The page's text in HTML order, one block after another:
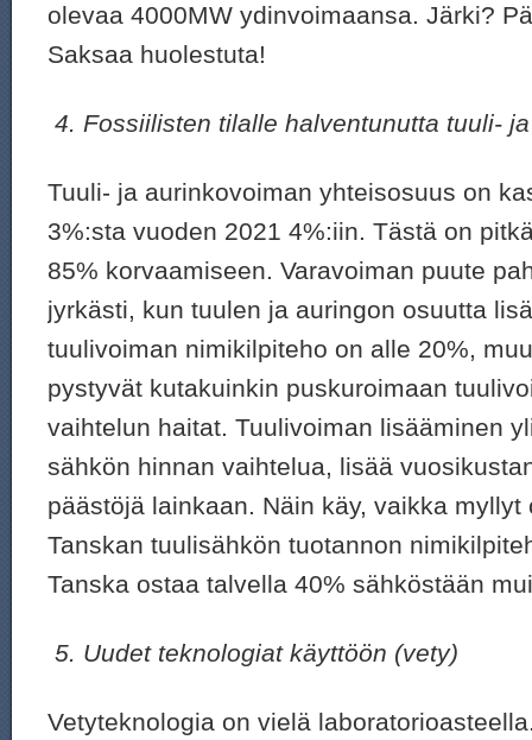
olevaa 4000MW ydinvoimaansa. Järki?
Saksaa huolestuta!
4. Fossiilisten tilalle halventunutta tuuli-
Tuuli- ja aurinkovoiman yhteisosuus on
3%:sta vuoden 2021 4%:iin. Tästä on
85% korvaamiseen. Varavoiman puute
jyrkästi, kun tuulen ja auringon osuutta
tuulivoiman nimikilpiteho on alle 20%,
pystyvät kutakuinkin puskuroimaan
vaihtelun haitat. Tuulivoiman lisääminen
sähkön hinnan vaihtelua, lisää
päästöjä lainkaan. Näin käy, vaikka
Tanskan tuulisähkön tuotannon
Tanska ostaa talvella 40% sähköstään
5. Uudet teknologiat käyttöön (vety)
Vetyteknologia on vielä